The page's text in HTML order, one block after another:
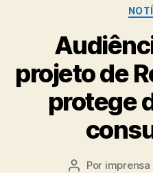
projeto de
protege
Autor
Por imprensa